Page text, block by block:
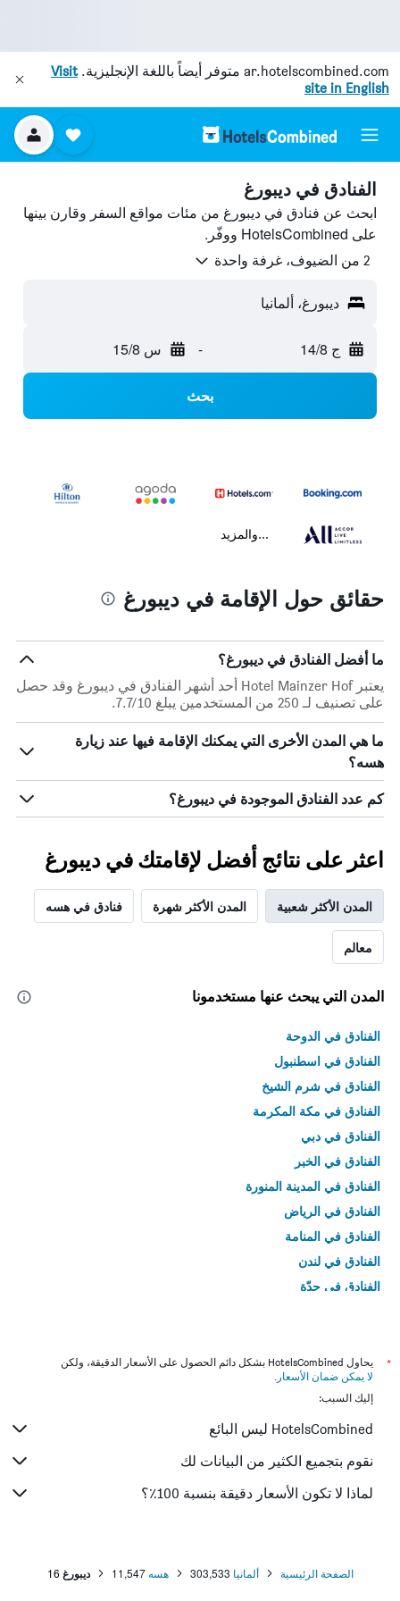
ar.hotelscombined.com متوفر أيضاً باللغة الإنجليزية.Visit
site in English
الفنادق في ديبورغ
ابحث عن فنادق في ديبورغ من مئات مواقع السفر وقارن بينها
على HotelsCombined ووفّر.
2 من الضيوف، غرفة واحدة
ديبورغ، ألمانيا
ج 14/8 - س 15/8
بحث
...والمزيد
حقائق حول الإقامة في ديبورغ
ما أفضل الفنادق في ديبورغ؟
يعتبر Hotel Mainzer Hof أحد أشهر الفنادق في ديبورغ وقد حصل
على تصنيف لـ 250 من المستخدمين يبلغ 7.7/10.
ما هي المدن الأخرى التي يمكنك الإقامة فيها عند زيارة
هسه؟
كم عدد الفنادق الموجودة في ديبورغ؟
اعثر على نتائج أفضل لإقامتك في ديبورغ
المدن الأكثر شعبية المدن الأكثر شهرة فنادق في هسه
معالم
المدن التي يبحث عنها مستخدمونا
الفنادق في الدوحة
الفنادق في اسطنبول
الفنادق في شرم الشيخ
الفنادق في مكة المكرمة
الفنادق في دبي
الفنادق في الخبر
الفنادق في المدينة المنورة
الفنادق في الرياض
الفنادق في المنامة
الفنادق في لندن
الفنادق في جدّة
*
يحاول HotelsCombined بشكل دائم الحصول على الأسعار الدقيقة، ولكن
لا يمكن ضمان الأسعار .
إليك السبب:
HotelsCombined ليس البائع
نقوم بتجميع الكثير من البيانات لك
لماذا لا تكون الأسعار دقيقة بنسبة 100٪؟
الصفحة الرئيسية ألمانيا 303,533 هسه 11,547 ديبورغ 16